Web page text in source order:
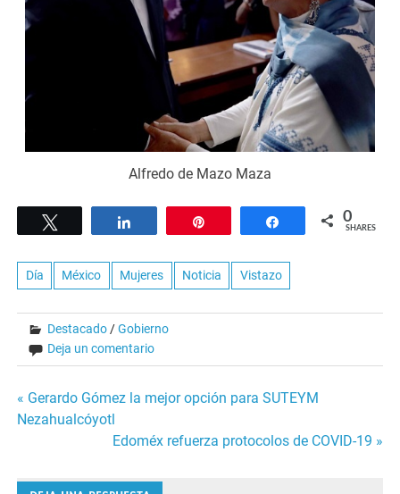
Alfredo de Mazo Maza
Share 0
SHARES
Día México Mujeres Noticia Vistazo
Destacado /Gobierno
Deja un comentario
Navegación
entradas
« Gerardo Gómez la mejor opción para SUTEYM
Nezahualcóyotl
Edoméx refuerza protocolos de COVID-19 »